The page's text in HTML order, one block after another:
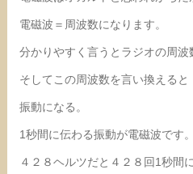
電磁波＝周波数になります。
分かりやすく言うとラジオの周波
そしてこの周波数を言い換えると
振動になる。
1秒間に伝わる振動が電磁波です。
４２８ヘルツだと４２８回1秒間